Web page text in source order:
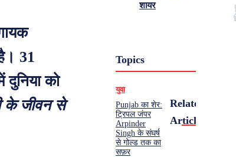
31
को
के जीवन से
शायर
Topics
युवा
Punjab का शेर:
ट्रिपल जंपर
Arpinder
Singh के संघर्ष
से गोल्ड तक का
सफ़र
Related
Articles